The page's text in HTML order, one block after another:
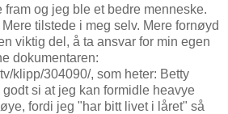
fram og jeg ble et bedre menneske.
tilstede i meg selv. Mere fornøyd
viktig del, å ta ansvar for min egen
dokumentaren:
klipp/304090/, som heter: Betty
si at jeg kan formidle heavye
fordi jeg "har bitt livet i låret" så